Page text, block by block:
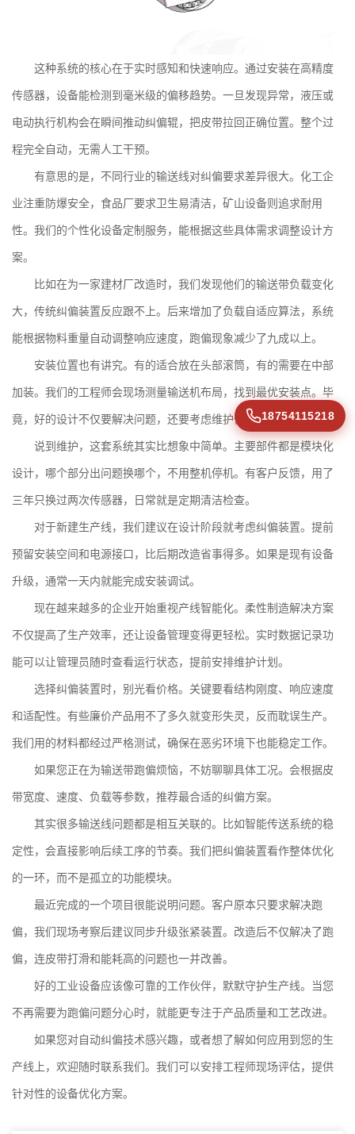
这种系统的核心在于实时感知和快速响应。通过安装在高精度
传感器，设备能检测到毫米级的偏移趋势。一旦发现异常，液压或
电动执行机构会在瞬间推动纠偏辊，把皮带拉回正确位置。整个过
程完全自动，无需人工干预。
有意思的是，不同行业的输送线对纠偏要求差异很大。化工企
业注重防爆安全，食品厂要求卫生易清洁，矿山设备则追求耐用
性。我们的个性化设备定制 服务，能根据这些具体需求调整设计方
案。
比如在为一家建材厂改造时，我们发现他们的输送带负载变化
大，传统纠偏装置反应跟不上。后来增加了负载自适应算法，系统
能根据物料重量自动调整响应速度，跑偏现象减少了九成以上。
安装位置也有讲究。有的适合放在头部滚筒，有的需要在中部
加装。我们的工程师会现场测量输送机布局，找到最优安装点。毕
竟，好的设计不仅要解决问题，还要考虑维护便利性。
说到维护，这套系统其实比想象中简单。主要部件都是模块化
设计，哪个部分出问题换哪个，不用整机停机。有客户反馈，用了
三年只换过两次传感器，日常就是定期清洁检查。
对于新建生产线，我们建议在设计阶段就考虑纠偏装置。提前
预留安装空间和电源接口，比后期改造省事得多。如果是现有设备
升级，通常一天内就能完成安装调试。
现在越来越多的企业开始重视产线智能化。 柔性制造解决方案
不仅提高了生产效率，还让设备管理变得更轻松。实时数据记录功
能可以让管理员随时查看运行状态，提前安排维护计划。
选择纠偏装置时，别光看价格。关键要看结构刚度、响应速度
和适配性。有些廉价产品用不了多久就变形失灵，反而耽误生产。
我们用的材料都经过严格测试，确保在恶劣环境下也能稳定工作。
如果您正在为输送带跑偏烦恼，不妨聊聊具体工况。会根据皮
带宽度、速度、负载等参数，推荐最合适的纠偏方案。
其实很多输送线问题都是相互关联的。比如智能传送系统的稳
定性，会直接影响后续工序的节奏。我们把纠偏装置看作整体优化
的一环，而不是孤立的功能模块。
最近完成的一个项目很能说明问题。客户原本只要求解决跑
偏，我们现场考察后建议同步升级张紧装置。改造后不仅解决了跑
偏，连皮带打滑和能耗高的问题也一并改善。
好的工业设备应该像可靠的工作伙伴，默默守护生产线。当您
不再需要为跑偏问题分心时，就能更专注于产品质量和工艺改进。
如果您对自动纠偏技术感兴趣，或者想了解如何应用到您的生
产线上，欢迎随时联系我们。我们可以安排工程师现场评估，提供
针对性的设备优化方案。
18754115218